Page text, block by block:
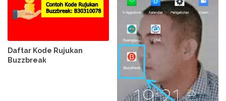
Daftar Kode Rujukan
Buzzbreak